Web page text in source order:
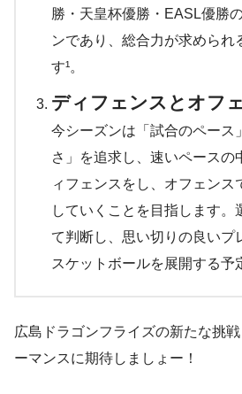
勝・天皇杯優勝・EASL優勝
ンであり、総合力が求められ
す¹。
ディフェンスとオフ
今シーズンは「試合のペース
さ」を追求し、速いペースの
ィフェンスをし、オフェンス
していくことを目指します。
て判断し、思い切りの良いプ
スケットボールを展開する予
広島ドラゴンフライズの新たな挑
ーマンスに期待しましょー！